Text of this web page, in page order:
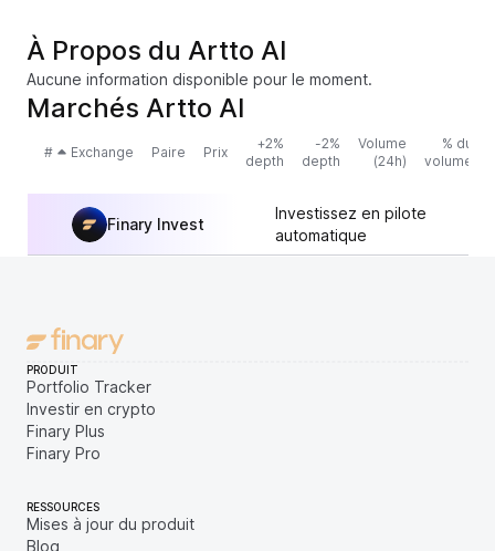
À Propos du Artto AI
Aucune information disponible pour le moment.
Marchés Artto AI
# Exchange Paire Prix
+2%
depth
-2%
depth
Volume
(24h)
% du
volume
Finary Invest
Investissez en pilote
automatique
PRODUIT
Portfolio Tracker
Investir en crypto
Finary Plus
Finary Pro
RESSOURCES
Mises à jour du produit
Blog